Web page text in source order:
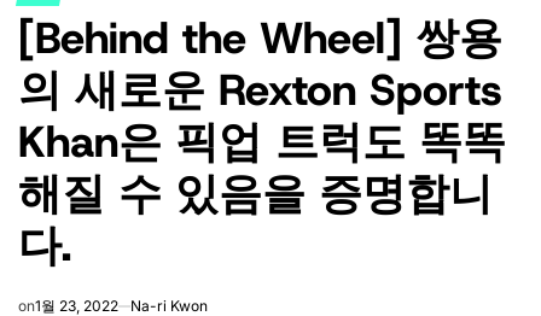
IN
[Behind the Wheel] 쌍용
의 새로운 Rexton Sports
Khan은 픽업 트럭도 똑똑
해질 수 있음을 증명합니
다.
on1월 23, 2022 Na-ri Kwon